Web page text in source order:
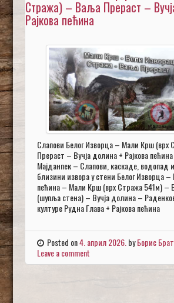
Стража) – Ваља Прераст –
Рајкова пећина
Слапови Белог Изворца – Мали Крш
Прераст – Вучја долина + Рајкова пећина
Мајданпек – Слапови, каскаде, водопад
близини извора у стени Белог Изворца –
пећина – Мали Крш (врх Стража 541м) –
(шупља стена) – Вучја долина –
културе Рудна Глава + Рајкова пећина
Posted on4. април 2026. byБорис
Leave a comment